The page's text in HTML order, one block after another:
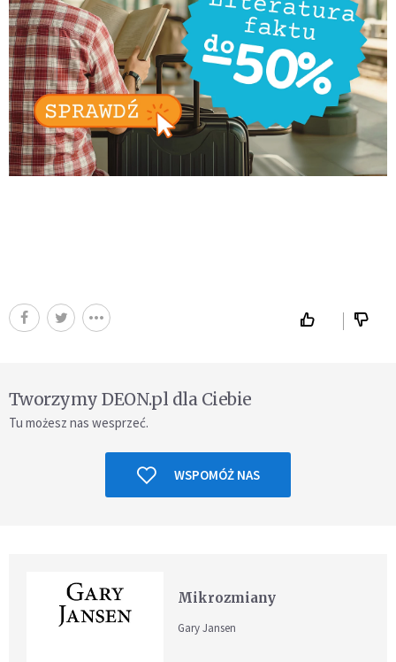
Tworzymy DEON.pl dla Ciebie
Tu możesz nas wesprzeć.
WSPOMÓŻ NAS
Mikrozmiany
Gary Jansen